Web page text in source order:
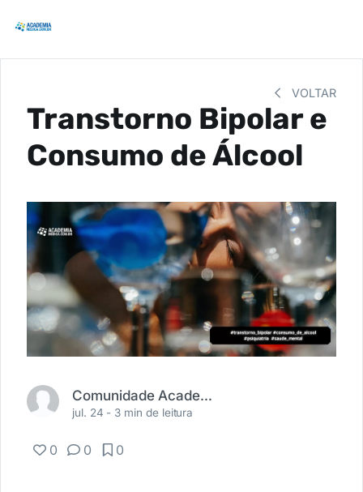
VOLTAR
Transtorno Bipolar e
Consumo de Álcool
Comunidade Academia Médica
jul. 24 - 3 min de leitura
0 0 0